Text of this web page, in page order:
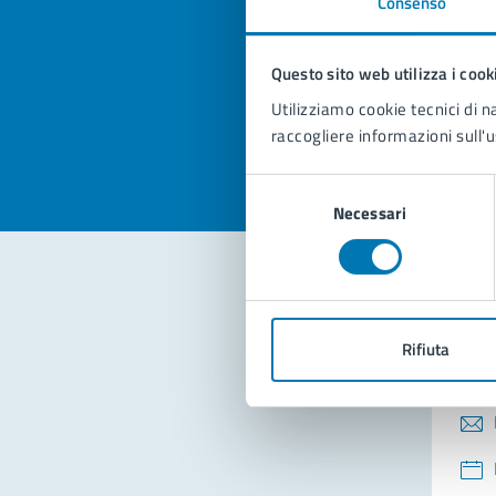
Questo sito web utilizza i
Utilizziamo cookie tecnici di
raccogliere informazioni
consenso
Necessari
Rifiuta